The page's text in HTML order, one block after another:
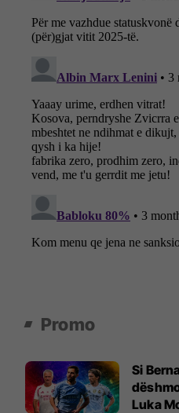
Promo
Si
Luka